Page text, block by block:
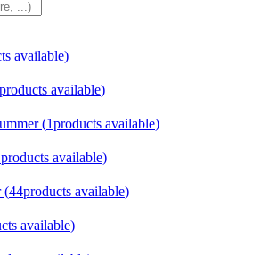
available)
products available)
(1products available)
products available)
(44products available)
available)